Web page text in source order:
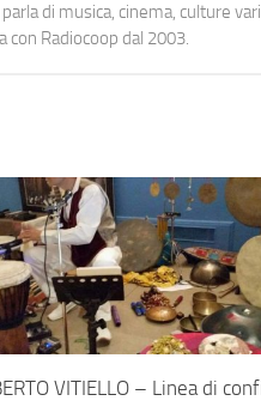
di musica, cinema, culture
con Radiocoop dal 2003.
VITIELLO – Linea di